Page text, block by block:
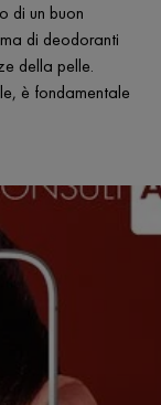
di un buon
di deodoranti
della pelle.
è fondamentale